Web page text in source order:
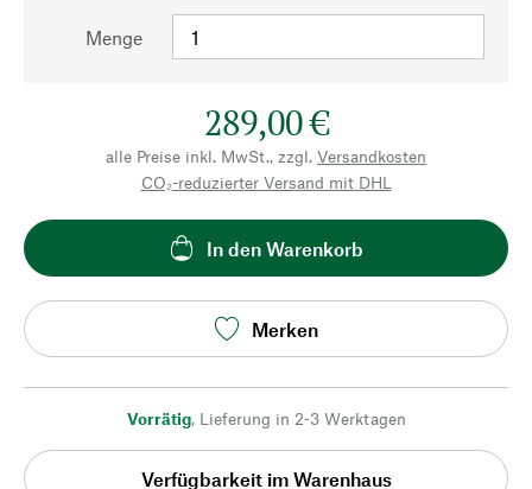
Menge
289,00 €
alle Preise inkl. MwSt., zzgl. Versandkosten
CO₂-reduzierter Versand mit DHL
In den Warenkorb
Merken
Vorrätig, Lieferung in 2-3 Werktagen
Verfügbarkeit im Warenhaus